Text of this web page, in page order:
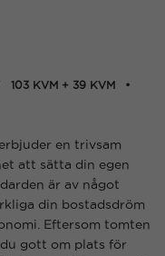
103 KVM + 39 KVM
en trivsam
att sätta din egen
är av något
din bostadsdröm
Eftersom tomten
gott om plats för